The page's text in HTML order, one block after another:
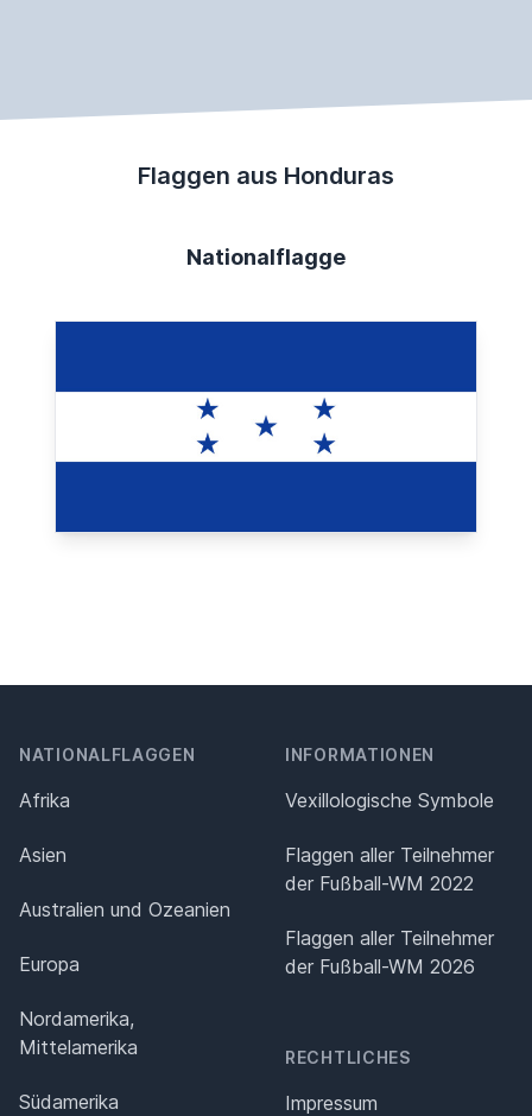
Flaggen aus Honduras
Nationalflagge
NATIONALFLAGGEN
Afrika
Asien
Australien und Ozeanien
Europa
Nordamerika,
Mittelamerika
Südamerika
INFORMATIONEN
Vexillologische Symbole
Flaggen aller Teilnehmer
der Fußball-WM 2022
Flaggen aller Teilnehmer
der Fußball-WM 2026
RECHTLICHES
Impressum